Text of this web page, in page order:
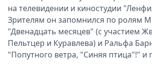
на телевидении и киностудии
Зрителям он запомнился по ролям
"Двенадцать месяцев" (с участием
Пельтцер и Куравлева) и Ральфа
"Попутного ветра, "Синяя птица"!" и